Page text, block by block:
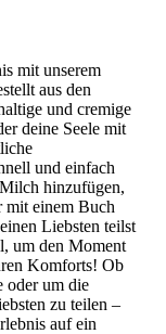
mit unserem
aus den
und cremige
deine Seele mit
und einfach
hinzufügen,
mit einem Buch
Liebsten teilst
um den Moment
Komforts! Ob
oder um die
zu teilen –
auf ein